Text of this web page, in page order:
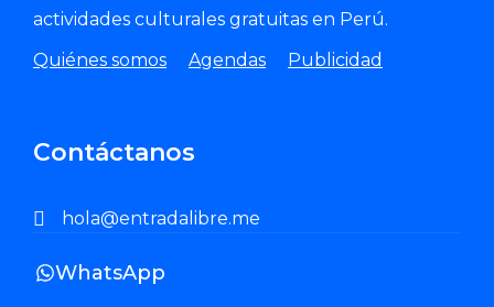
actividades culturales gratuitas en Perú.
Quiénes somos
Agendas Publicidad
Contáctanos
hola@entradalibre.me
WhatsApp